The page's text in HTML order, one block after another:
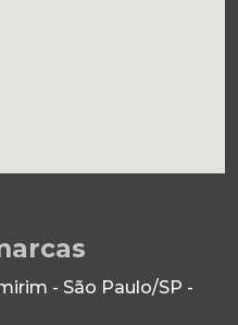
- São Paulo/SP -